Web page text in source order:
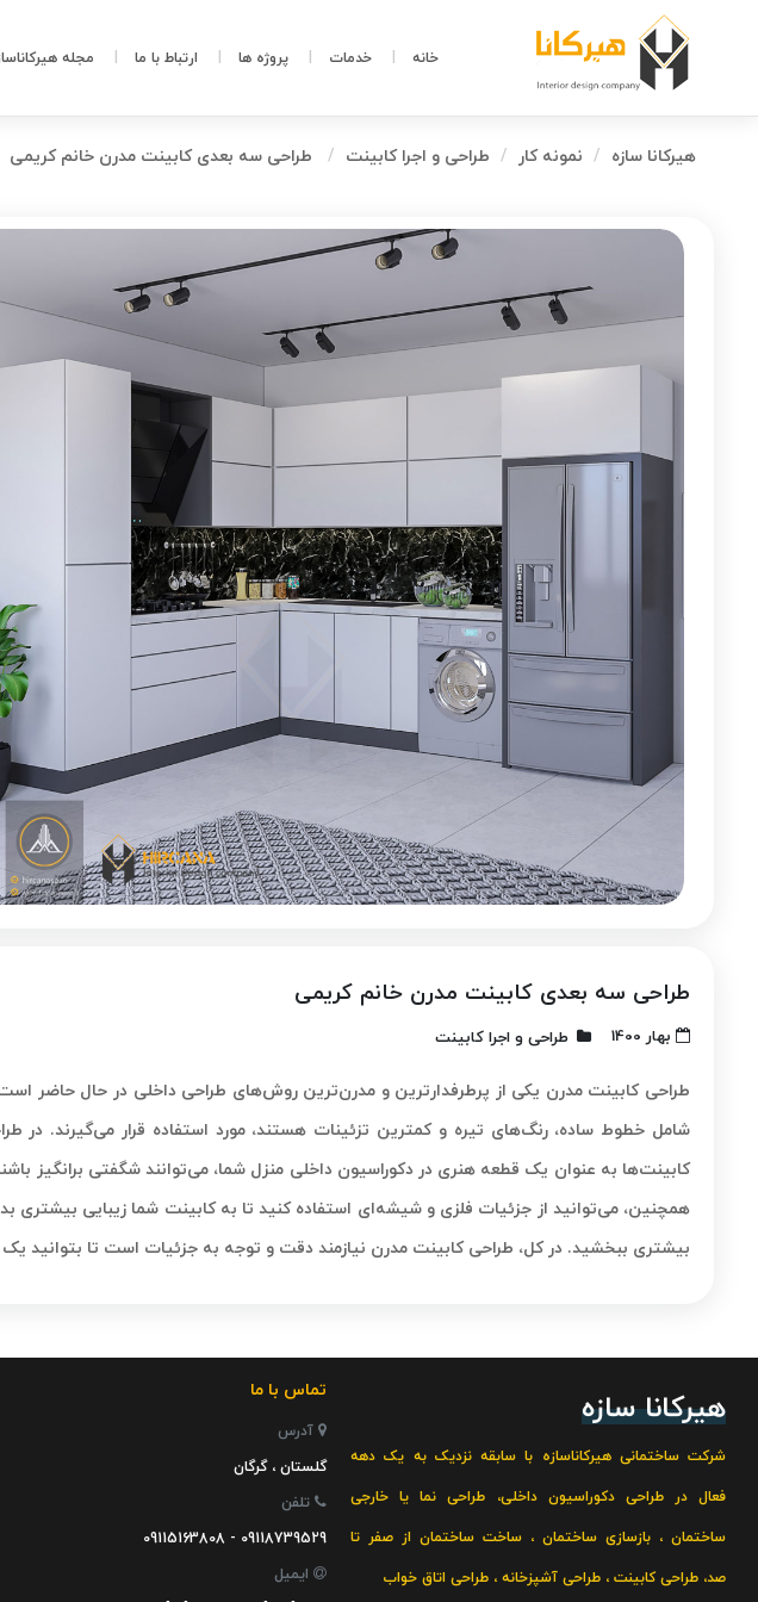
خانه خدمات پروژه ها ارتباط با ما مجله
هیرکانا سازه نمونه کار طراحی و اجرا کابینت طراحی سه بعدی کابینت مدرن خانم کریمی
طراحی سه بعدی کابینت مدرن خانم کریمی
بهار 1400 طراحی و اجرا کابینت
طراحی کابینت مدرن یکی از پرطرفدارترین و مدرن‌ترین روش‌های طراحی داخلی در حال حاضر
شامل خطوط ساده، رنگ‌های تیره و کمترین تزئینات هستند، مورد استفاده قرار می‌گیرند. در
کابینت‌ها به عنوان یک قطعه هنری در دکوراسیون داخلی منزل شما، می‌توانند شگفتی برانگیز
همچنین، می‌توانید از جزئیات فلزی و شیشه‌ای استفاده کنید تا به کابینت شما زیبایی بیشتری
بیشتری ببخشید. در کل، طراحی کابینت مدرن نیازمند دقت و توجه به جزئیات است تا بتوانید
هیرکانا سازه
شرکت ساختمانی هیرکاناسازه با سابقه نزدیک به یک دهه
فعال درطراحی دکوراسیون داخلی، طراحی نما یا خارجی
ساختمان ، بازسازی ساختمان ، ساخت ساختمان از صفر تا
صد، طراحی کابینت ، طراحی آشپزخانه ، طراحی اتاق خواب
تماس با ما
آدرس
گلستان ، گرگان
تلفن
09118739529 - 09115163808
ایمیل